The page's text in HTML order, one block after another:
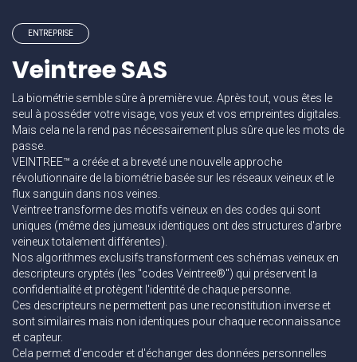
ENTREPRISE
Veintree SAS
La biométrie semble sûre à première vue. Après tout, vous êtes le
seul à posséder votre visage, vos yeux et vos empreintes digitales.
Mais cela ne la rend pas nécessairement plus sûre que les mots de
passe.
VEINTREE™ a créée et a breveté une nouvelle approche
révolutionnaire de la biométrie basée sur les réseaux veineux et le
flux sanguin dans nos veines.
Veintree transforme des motifs veineux en des codes qui sont
uniques (même des jumeaux identiques ont des structures d'arbre
veineux totalement différentes).
Nos algorithmes exclusifs transforment ces schémas veineux en
descripteurs cryptés (les "codes Veintree®") qui préservent la
confidentialité et protègent l'identité de chaque personne.
Ces descripteurs ne permettent pas une reconstitution inverse et
sont similaires mais non identiques pour chaque reconnaissance
et capteur.
Cela permet d’encoder et d'échanger des données personnelles